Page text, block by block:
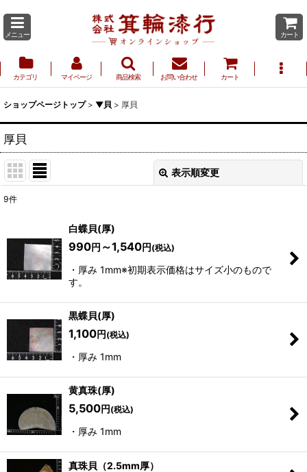
メニュー カート
カテゴリ マイページ 商品検索 お問い合わせ カート
ショップページトップ > ▼貝 > 厚貝
厚貝
表示順変更
並び順:
9件
白蝶貝(厚)
990円 ～1,540円 (税込)
・厚み 1mm※初期表示価格はサイズ小のもので
す。
黒蝶貝(厚)
1,100円 (税込)
・厚み 1mm
黄真珠(厚)
5,500円 (税込)
・厚み 1mm
真珠貝（2.5mm厚）